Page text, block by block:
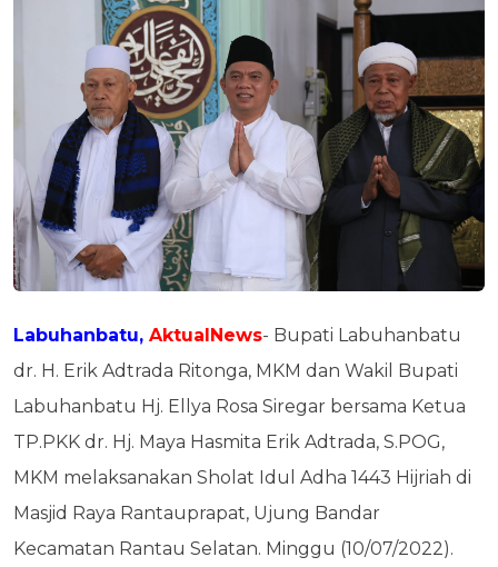
Labuhanbatu, AktualNews- Bupati Labuhanbatu
dr. H. Erik Adtrada Ritonga, MKM dan Wakil Bupati
Labuhanbatu Hj. Ellya Rosa Siregar bersama Ketua
TP.PKK dr. Hj. Maya Hasmita Erik Adtrada, S.POG,
MKM melaksanakan Sholat Idul Adha 1443 Hijriah di
Masjid Raya Rantauprapat, Ujung Bandar
Kecamatan Rantau Selatan. Minggu (10/07/2022).